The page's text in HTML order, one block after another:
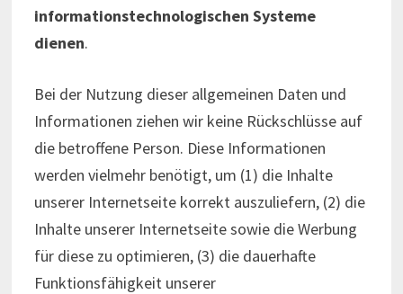
informationstechnologischen Systeme
dienen.
Bei der Nutzung dieser allgemeinen Daten und
Informationen ziehen wir keine Rückschlüsse auf
die betroffene Person. Diese Informationen
werden vielmehr benötigt, um (1) die Inhalte
unserer Internetseite korrekt auszuliefern, (2) die
Inhalte unserer Internetseite sowie die Werbung
für diese zu optimieren, (3) die dauerhafte
Funktionsfähigkeit unserer